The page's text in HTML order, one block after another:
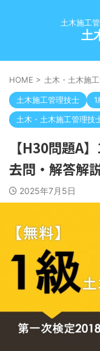
土木施工
土
HOME > 土木・土木施
土木施工管理技士
1
土木・土木施工管理技
【H30問題A
去問・解答解
2025年7月5日